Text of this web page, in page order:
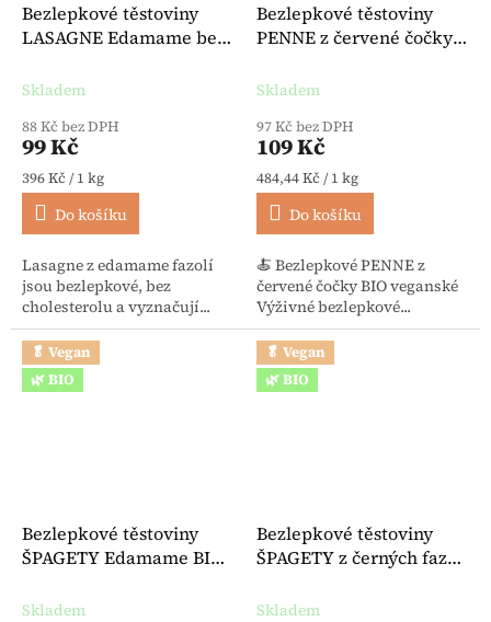
Bezlepkové těstoviny
LASAGNE Edamame bez
Explore Cuisine
Skladem
88 Kč bez DPH
99 Kč
Měrná cena:
396 Kč / 1 kg
Do košíku
Lasagne z edamame fazolí
jsou bezlepkové, bez
cholesterolu a vyznačují...
Bezlepkové těstoviny
PENNE z červené čočky
Explore Cuisine
Skladem
97 Kč bez DPH
109 Kč
Měrná cena:
484,44 Kč / 1 kg
Do košíku
🍝 Bezlepkové PENNE z
červené čočky BIO veganské
Výživné bezlepkové...
🥬 Vegan
🌿 BIO
Bezlepkové těstoviny
ŠPAGETY Edamame BIO
Cuisine
Skladem
🥬 Vegan
🌿 BIO
Bezlepkové těstoviny
ŠPAGETY z černých fazolí
Explore Cuisine
Skladem